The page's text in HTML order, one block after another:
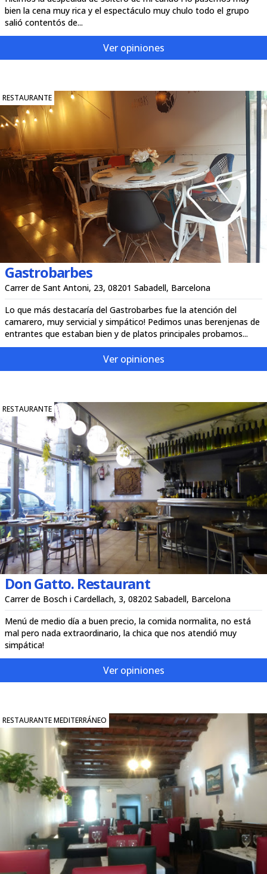
bien la cena muy rica y el espectáculo muy chulo todo el grupo
salió contentós de...
Ver opiniones
RESTAURANTE
Gastrobarbes
Carrer de Sant Antoni, 23, 08201 Sabadell, Barcelona
Lo que más destacaría del Gastrobarbes fue la atención del
camarero, muy servicial y simpático! Pedimos unas berenjenas de
entrantes que estaban bien y de platos principales probamos...
Ver opiniones
RESTAURANTE
Don Gatto. Restaurant
Carrer de Bosch i Cardellach, 3, 08202 Sabadell, Barcelona
Menú de medio día a buen precio, la comida normalita, no está
mal pero nada extraordinario, la chica que nos atendió muy
simpática!
Ver opiniones
RESTAURANTE MEDITERRÁNEO